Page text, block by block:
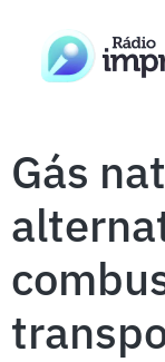
Gás